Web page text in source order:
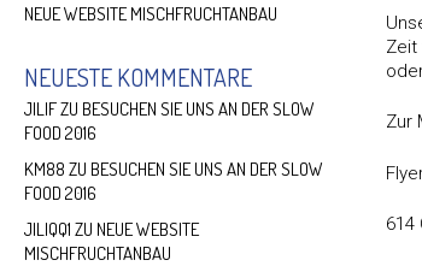
NEUE WEBSITE MISCHFRUCHTANBAU
NEUESTE KOMMENTARE
JILIFZU BESUCHEN SIE UNS AN DER SLOW
FOOD 2016
KM88 ZU BESUCHEN SIE UNS AN DER SLOW
FOOD 2016
JILIQQ1 ZU NEUE WEBSITE
MISCHFRUCHTANBAU
Zeit
Zur
614